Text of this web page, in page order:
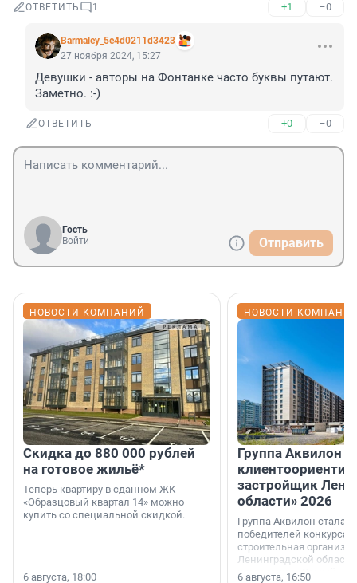
ОТВЕТИТЬ 1 +1 –0
Barmaley_5e4d0211d3423
27 ноября 2024, 15:27
Девушки - авторы на Фонтанке часто буквы путают.
Заметно. :-)
ОТВЕТИТЬ +0 –0
Гость
Войти
Отправить
НОВОСТИ КОМПАНИЙ
Скидка до 880 000 рублей
на готовое жильё*
Теперь квартиру в сданном ЖК
«Образцовый квартал 14» можно
купить со специальной скидкой.
6 августа, 18:00
НОВОСТИ
Группа Аквилон
застройщик
области» 2026
Группа Аквилон стала
победителей конкурса
строительная
Ленинградской области
номинации «Самый
6 августа, 16:50